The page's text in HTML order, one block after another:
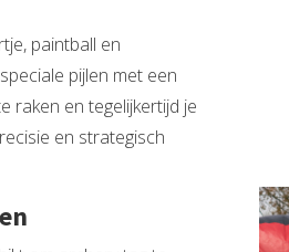
paintball en
pijlen met een
raken en tegelijkertijd je
en strategisch